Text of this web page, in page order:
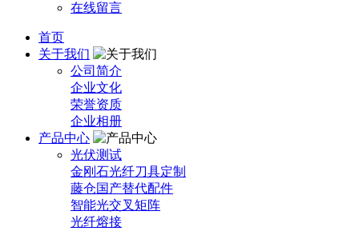
在线留言
首页
关于我们
公司简介
企业文化
荣誉资质
企业相册
产品中心
光伏测试
金刚石光纤刀具定制
藤仓国产替代配件
智能光交叉矩阵
光纤熔接